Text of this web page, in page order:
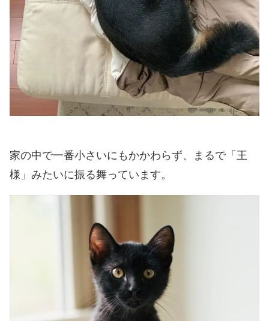
家の中で一番小さいにもかかわらず、まるで「王
様」みたいに振る舞っています。